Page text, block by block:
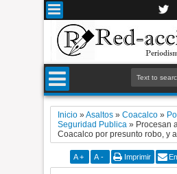
Inicio »Asaltos »Coacalco »
Seguridad Publica » Procesan
Coacalco por presunto robo, y
A + A - Imprimir